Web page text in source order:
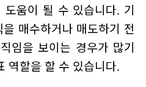
움이 될 수 있습니다. 기
매수하거나 매도하기 전
임을 보이는 경우가 많기
역할을 할 수 있습니다.